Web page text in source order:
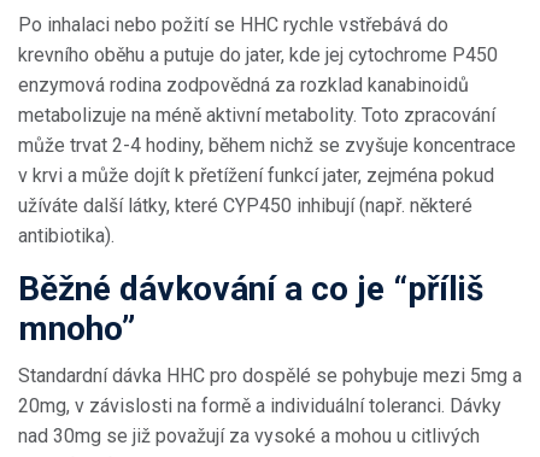
Po inhalaci nebo požití se HHC rychle vstřebává do
krevního oběhu a putuje do jater, kde jej cytochrome P450
enzymová rodina zodpovědná za rozklad kanabinoidů
metabolizuje na méně aktivní metabolity. Toto zpracování
může trvat 2-4 hodiny, během nichž se zvyšuje koncentrace
v krvi a může dojít k přetížení funkcí jater, zejména pokud
užíváte další látky, které CYP450 inhibují (např. některé
antibiotika).
Běžné dávkování a co je “příliš
mnoho”
Standardní dávka HHC pro dospělé se pohybuje mezi 5mg a
20mg, v závislosti na formě a individuální toleranci. Dávky
nad 30mg se již považují za vysoké a mohou u citlivých